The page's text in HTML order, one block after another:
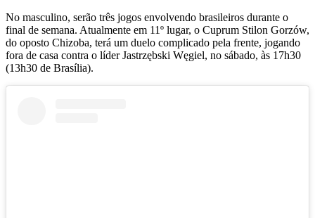
No masculino, serão três jogos envolvendo brasileiros durante o
final de semana. Atualmente em 11º lugar, o Cuprum Stilon Gorzów,
do oposto Chizoba, terá um duelo complicado pela frente, jogando
fora de casa contra o líder Jastrzębski Węgiel, no sábado, às 17h30
(13h30 de Brasília).